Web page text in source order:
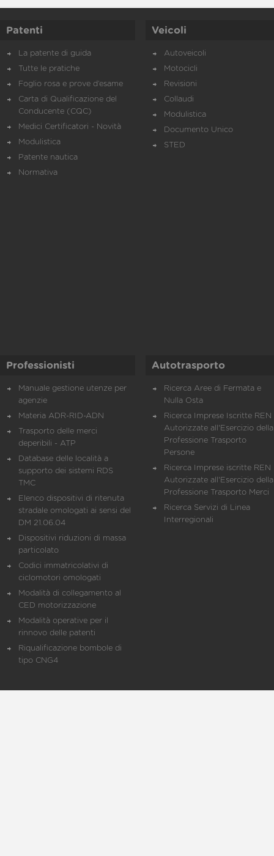
Patenti
La patente di guida
Tutte le pratiche
Foglio rosa e prove d’esame
Carta di Qualificazione del
Conducente (CQC)
Medici Certificatori - Novità
Modulistica
Patente nautica
Normativa
Veicoli
Autoveicoli
Motocicli
Revisioni
Collaudi
Modulistica
Documento Unico
STED
Professionisti
Manuale gestione utenze per
agenzie
Materia ADR-RID-ADN
Trasporto delle merci
deperibili - ATP
Database delle località a
supporto dei sistemi RDS
TMC
Elenco dispositivi di ritenuta
stradale omologati ai sensi del
DM 21.06.04
Dispositivi riduzioni di massa
particolato
Codici immatricolativi di
ciclomotori omologati
Modalità di collegamento al
CED motorizzazione
Modalità operative per il
rinnovo delle patenti
Riqualificazione bombole di
tipo CNG4
Autotrasporto
Ricerca Aree di Fermata e
Nulla Osta
Ricerca Imprese Iscritte REN
Autorizzate all'Esercizio della
Professione Trasporto
Persone
Ricerca Imprese iscritte REN
Autorizzate all'Esercizio della
Professione Trasporto Merci
Ricerca Servizi di Linea
Interregionali